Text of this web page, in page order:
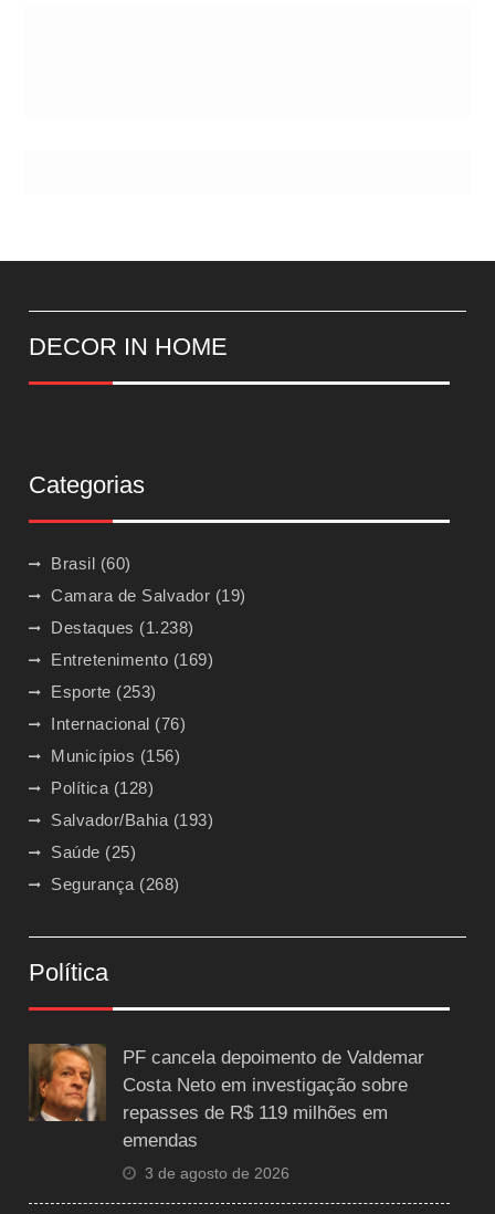
DECOR IN HOME
Categorias
Brasil (60)
Camara de Salvador (19)
Destaques (1.238)
Entretenimento (169)
Esporte (253)
Internacional (76)
Municípios (156)
Política (128)
Salvador/Bahia (193)
Saúde (25)
Segurança (268)
Política
PF cancela depoimento de Valdemar
Costa Neto em investigação sobre
repasses de R$ 119 milhões em
emendas
3 de agosto de 2026